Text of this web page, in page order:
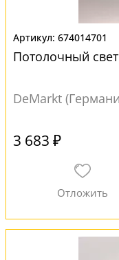
674014701
Потолочный
DeMarkt
3 683 ₽